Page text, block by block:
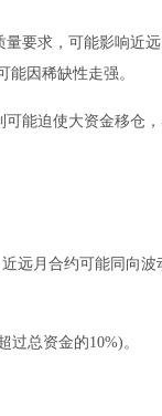
要求，可能影响近
因稀缺性走强。
能迫使大资金移仓
远月合约可能同向
过总资金的10%)。